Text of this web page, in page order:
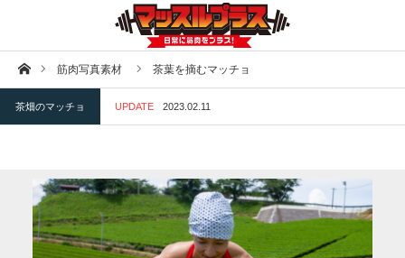
ホーム筋肉写真素材 茶葉を摘むマッチョ
茶畑のマッチョ UPDATE 2023.02.11